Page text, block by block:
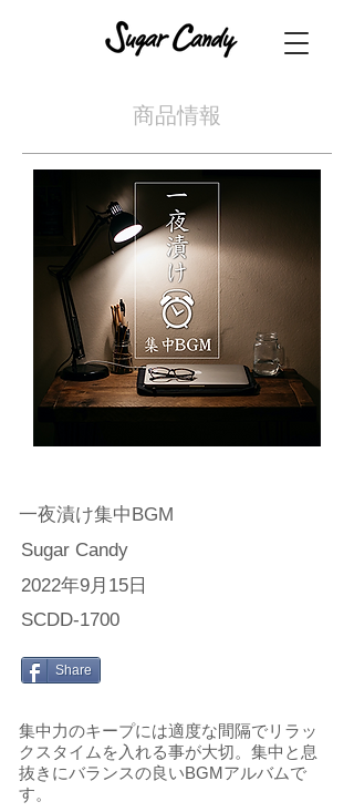
​商品情報
一夜漬け集中BGM
Sugar Candy
2022年9月15日
SCDD-1700
Share
集中力のキープには適度な間隔でリラッ
クスタイムを入れる事が大切。集中と息
抜きにバランスの良いBGMアルバムで
す。